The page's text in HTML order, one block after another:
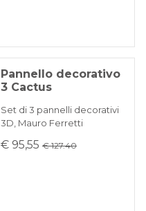
Pannello decorativo
3 Cactus
Set di 3 pannelli decorativi
3D, Mauro Ferretti
€ 95,55 € 127.40